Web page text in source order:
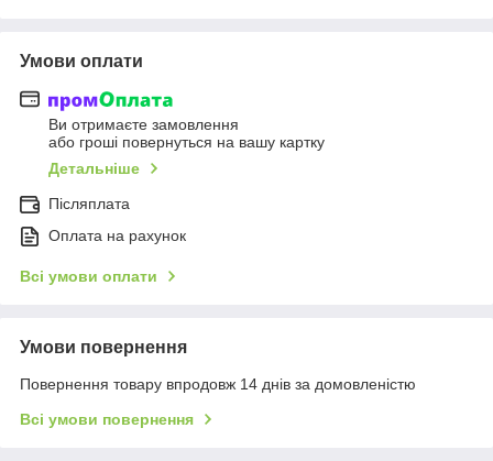
Умови оплати
Ви отримаєте замовлення
або гроші повернуться на вашу картку
Детальніше
Післяплата
Оплата на рахунок
Всі умови оплати
Умови повернення
Повернення товару впродовж 14 днів за домовленістю
Всі умови повернення